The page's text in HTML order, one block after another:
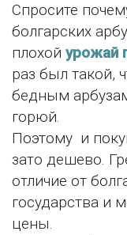
Спросите
болгарских
плохой урожай
раз был такой,
бедным
горюй.
Поэтому и
зато дешево.
отличие от
государства и
цены.